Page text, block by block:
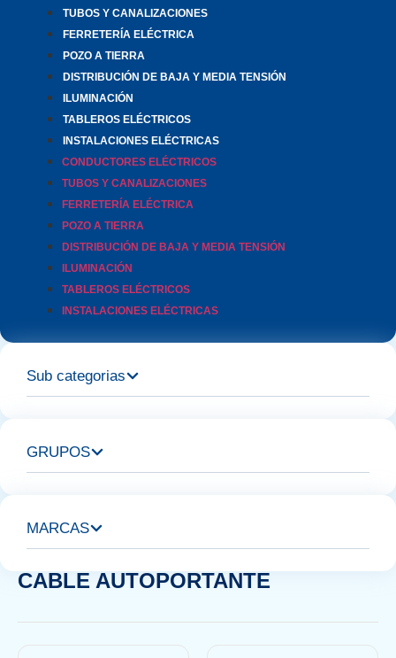
TUBOS Y CANALIZACIONES
FERRETERÍA ELÉCTRICA
POZO A TIERRA
DISTRIBUCIÓN DE BAJA Y MEDIA TENSIÓN
ILUMINACIÓN
TABLEROS ELÉCTRICOS
INSTALACIONES ELÉCTRICAS
CONDUCTORES ELÉCTRICOS
TUBOS Y CANALIZACIONES
FERRETERÍA ELÉCTRICA
POZO A TIERRA
DISTRIBUCIÓN DE BAJA Y MEDIA TENSIÓN
ILUMINACIÓN
TABLEROS ELÉCTRICOS
INSTALACIONES ELÉCTRICAS
Sub categorias
GRUPOS
MARCAS
CABLE AUTOPORTANTE